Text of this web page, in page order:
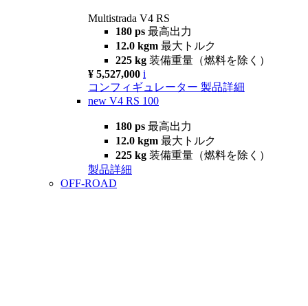
Multistrada V4 RS
180 ps 最高出力
12.0 kgm 最大トルク
225 kg 装備重量（燃料を除く）
¥ 5,527,000 i
コンフィギュレーター 製品詳細
new V4 RS 100
180 ps 最高出力
12.0 kgm 最大トルク
225 kg 装備重量（燃料を除く）
製品詳細
OFF-ROAD